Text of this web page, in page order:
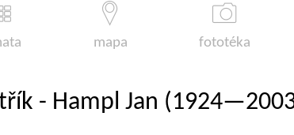
mapa fototéka
- Hampl Jan